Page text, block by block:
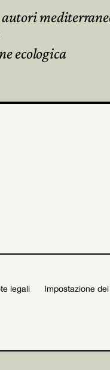
autori
ecologica
legali Impostazione